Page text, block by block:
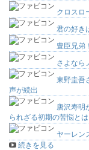
クロスロ
君の好き
豊臣兄弟！
さよなら
東野圭吾
声が続出
唐沢寿明
られざる初期の苦悩とは
ヤーレン
続きを見る